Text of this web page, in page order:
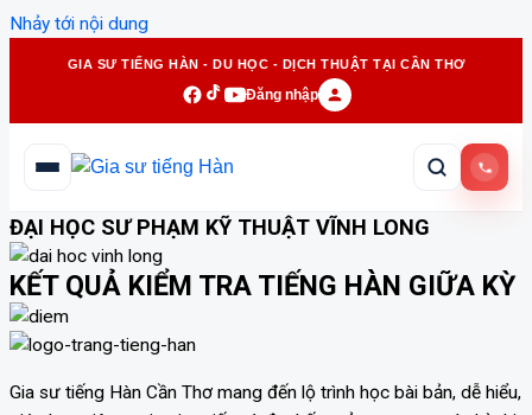
Nhảy tới nội dung
GIA SƯ TIẾNG HÀN - DU HỌC - DỊCH THUẬT TẠI CẦN THƠ
Đăng nhập
ĐẠI HỌC SƯ PHẠM KỸ THUẬT VĨNH LONG
KẾT QUẢ KIỂM TRA TIẾNG HÀN GIỮA KỲ
Gia sư tiếng Hàn Cần Thơ mang đến lộ trình học bài bản, dễ hiểu,